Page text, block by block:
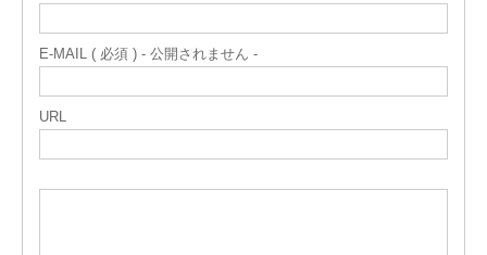
E-MAIL ( 必須 ) - 公開されません -
URL